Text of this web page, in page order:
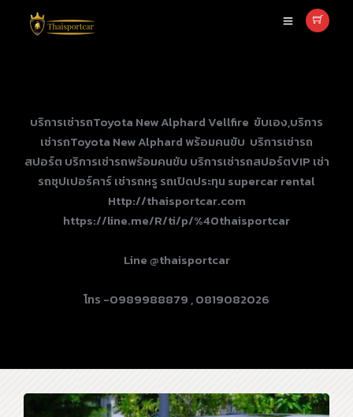
บริการเช่ารถToyota New Alphard Vellfire ขับเอง,บริการ
เช่ารถToyota New Alphard พร้อมคนขับ บริการเช่ารถ
สปอร์ต บริการเช่ารถพร้อมคนขับ บริการเช่ารถสปอร์ตVIP เช่า
รถซุปเปอร์คาร์ เช่ารถหรู รถเปิดประทุน supercar rental
Http://thaisportcar.com
https://line.me/R/ti/p/%40thaisportcar
Line @thaisportcar
โทร -0989988879 , 0819082026